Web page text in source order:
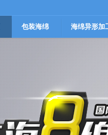
包装海绵 海绵异形加